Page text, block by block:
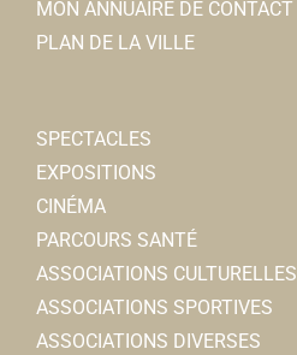
MON ANNUAIRE DE CONTACT
PLAN DE LA VILLE
SPECTACLES
EXPOSITIONS
CINÉMA
PARCOURS SANTÉ
ASSOCIATIONS CULTURELLES
ASSOCIATIONS SPORTIVES
ASSOCIATIONS DIVERSES